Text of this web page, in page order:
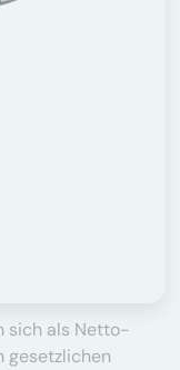
sich als Netto-
gesetzlichen